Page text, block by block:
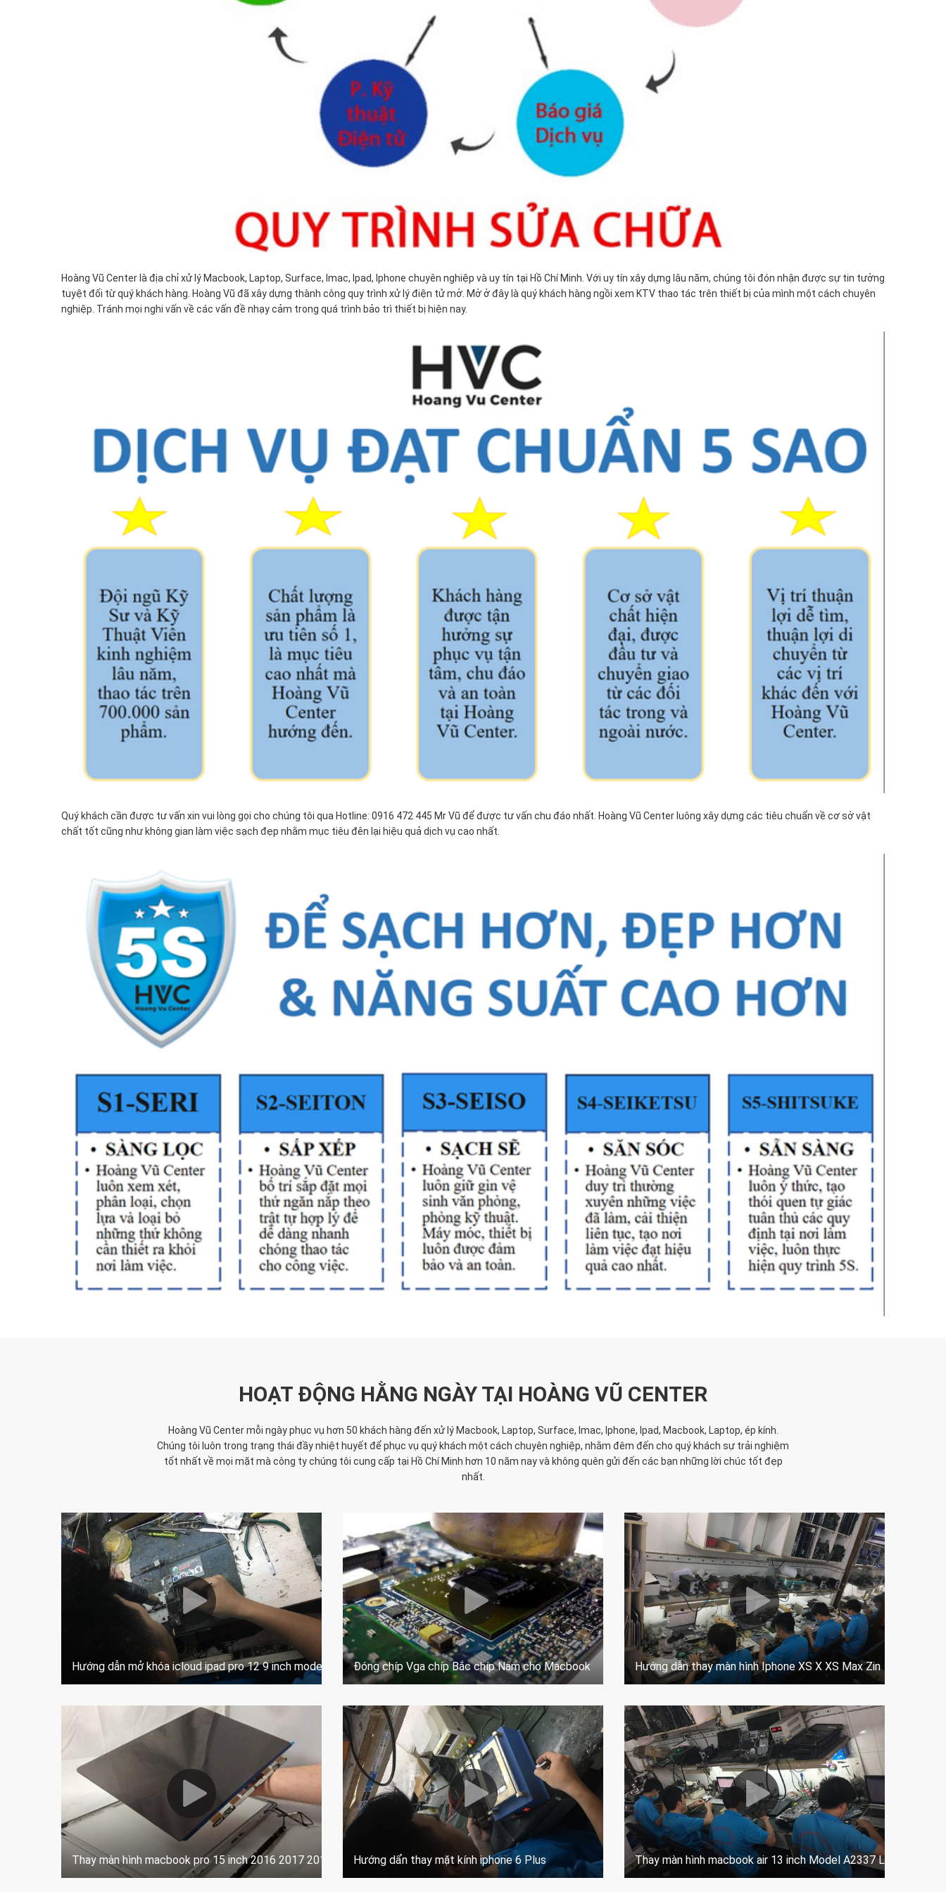
Hoàng Vũ Center là địa chỉ xử lý Macbook, Laptop, Surface, Imac, Ipad, Iphone chuyên nghiệp và uy tín tại Hồ Chí Minh. Với uy tín xây dựng lâu năm, chúng tôi đón nhận được sự tin tưởng
tuyệt đối từ quý khách hàng. Hoàng Vũ đã xây dựng thành công quy trình xử lý điện tử mở. Mở ở đây là quý khách hàng ngồi xem KTV thao tác trên thiết bị của mình một cách chuyên
nghiệp. Tránh mọi nghi vấn về các vấn đề nhạy cảm trong quá trình bảo trì thiết bị hiện nay.
Quý khách cần được tư vấn xin vui lòng gọi cho chúng tôi qua Hotline: 0916 472 445 Mr Vũ để được tư vấn chu đáo nhất. Hoàng Vũ Center luông xây dựng các tiêu chuẩn về cơ sở vật
chất tốt cũng như không gian làm việc sạch đẹp nhằm mục tiêu đên lại hiệu quả dịch vụ cao nhất.
HOẠT ĐỘNG HẰNG NGÀY TẠI HOÀNG VŨ CENTER
Hoàng Vũ Center mỗi ngày phục vụ hơn 50 khách hàng đến xử lý Macbook, Laptop, Surface, Imac, Iphone, Ipad, Macbook, Laptop, ép kính.
Chúng tôi luôn trong trạng thái đầy nhiệt huyết để phục vụ quý khách một cách chuyên nghiệp, nhằm đêm đến cho quý khách sự trải nghiệm
tốt nhất về mọi mặt mà công ty chúng tôi cung cấp tại Hồ Chí Minh hơn 10 năm nay và không quên gửi đến các bạn những lời chúc tốt đẹp
nhất.
Hướng dẫn mở khóa icloud ipad pro 12 9 inch model a1584 A1652
Thay màn hình macbook pro 15 inch 2016 2017 2018 2019 2020
Đóng chíp Vga chíp Bắc chíp Nam cho Macbook
Hướng dẩn thay mặt kính iphone 6 Plus
Hướng dẫn thay màn hình Iphone XS X XS Max Zin
Thay màn hình macbook air 13 inch Model A2337 Late 2020